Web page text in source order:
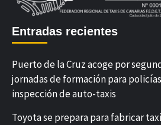
Entradas recientes
Puerto de la Cruz acoge por
jornadas de formación para
inspección de auto-taxis
Toyota se prepara para fabricar